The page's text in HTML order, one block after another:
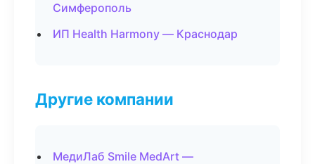
Симферополь
ИП Health Harmony — Краснодар
Другие компании
МедиЛаб Smile MedArt —